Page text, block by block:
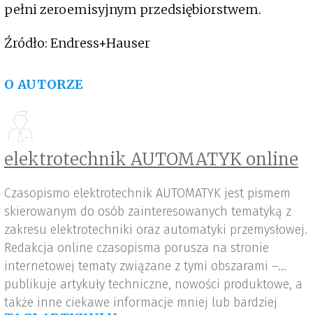
pełni zeroemisyjnym przedsiębiorstwem.
Źródło: Endress+Hauser
O AUTORZE
elektrotechnik AUTOMATYK online
Czasopismo elektrotechnik AUTOMATYK jest pismem
skierowanym do osób zainteresowanych tematyką z
zakresu elektrotechniki oraz automatyki przemysłowej.
Redakcja online czasopisma porusza na stronie
internetowej tematy związane z tymi obszarami –
publikuje artykuły techniczne, nowości produktowe, a
także inne ciekawe informacje mniej lub bardziej